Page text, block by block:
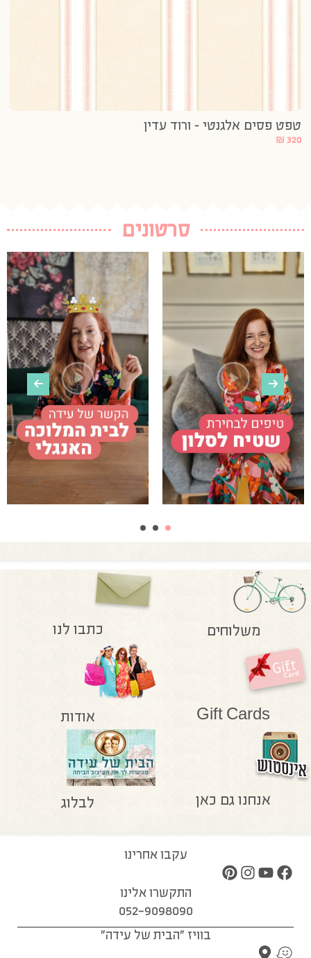
טפט פסים אלגנטי – ורוד עדין
₪ 320
סרטונים
משלוחים כתבו לנו
Gift Cards אודות
אנחנו גם כאן לבלוג
עקבו אחרינו
התקשרו אלינו
052-9098090
בוויז "הבית של עידה"